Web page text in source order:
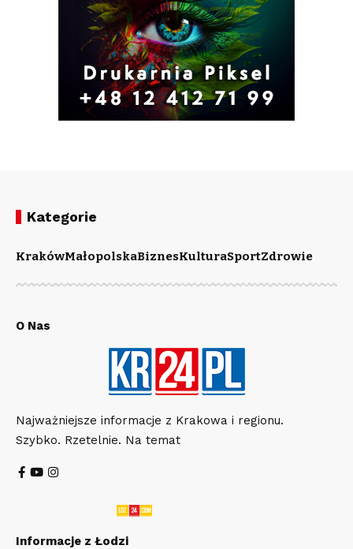
Kategorie
KrakówMałopolskaBiznesKulturaSportZdrowie
O Nas
Najważniejsze informacje z Krakowa i regionu.
Szybko. Rzetelnie. Na temat
Informacje z Łodzi